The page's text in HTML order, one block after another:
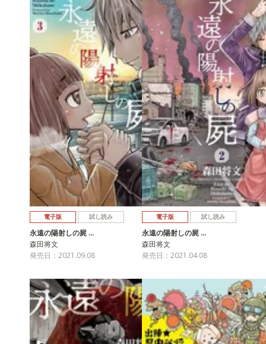
電子版 試し読み
永遠の陽射しの屍 …
森田将文
発売日：2021.09.08
電子版 試し読み
永遠の陽射しの屍 …
森田将文
発売日：2021.04.08